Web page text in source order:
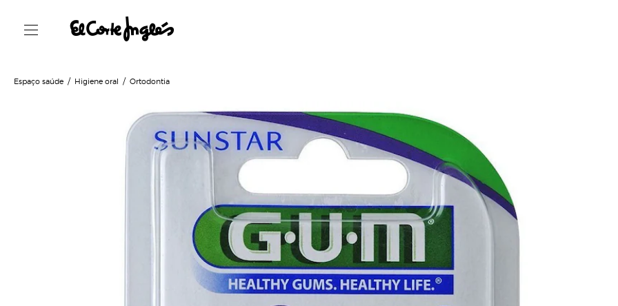
Espaço saúde Higiene oral Ortodontia